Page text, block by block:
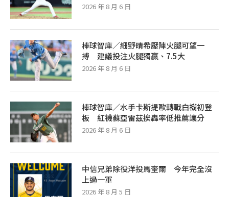
2026 年 8 月 6 日
棒球智庫／細野晴希壓陣火腿可望一
搏 建議投注火腿獨贏、7.5大
2026 年 8 月 6 日
棒球智庫／水手卡斯提歐轉戰白襪初登
板 紅襪蘇亞雷茲挨轟率低推薦讓分
2026 年 8 月 6 日
中信兄弟除役洋投馬奎爾 今年完全沒
上過一軍
2026 年 8 月 5 日